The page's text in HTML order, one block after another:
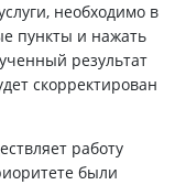
необходимо в
пункты и нажать
результат
скорректирован
работу
были